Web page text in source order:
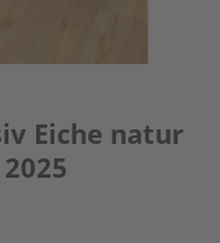
Eiche natur